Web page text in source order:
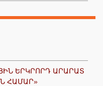
ԵՐԿՐՈՐԴ ԱՐԱՐԱՏ
ՀԱՄԱՐ»